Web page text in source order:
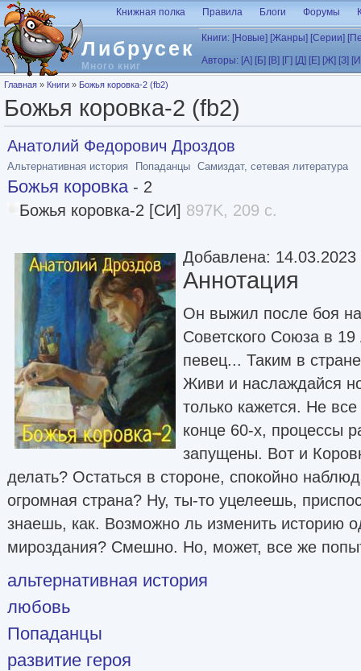
Перейти к основному содержанию
Либрусек
Много книг
Книжная полка Правила Блоги Форумы
Книги: [Новые] [Жанры] [Серии]
Авторы: [А] [Б] [В] [Г] [Д] [Е] [Ж] [З]
Вы здесь
Главная » Книги » Божья коровка-2 (fb2)
Божья коровка-2 (fb2)
Анатолий Федорович Дроздов
Альтернативная история Попаданцы Самиздат, сетевая литература
Божья коровка - 2
Божья коровка-2 [СИ] 897K, 209 с.
Добавлена: 14.03.2023
Аннотация
Он выжил после боя
Советского Союза в 19
певец... Таким в
Живи и наслаждайся
только кажется. Не
конце 60-х, процессы
запущены. Вот и
делать? Остаться в стороне, спокойно
огромная страна? Ну, ты-то уцелеешь,
знаешь, как. Возможно ль изменить историю
мироздания? Смешно. Но, может, все же
альтернативная история
любовь
Попаданцы
развитие героя